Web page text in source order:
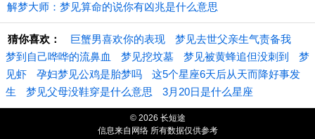
解梦大师：梦见算命的说你有凶兆是什么意思
猜你喜欢： 巨蟹男喜欢你的表现
梦见去世父亲生气责备我
梦到自己哗哗的流鼻血
梦见挖坟墓 梦见被黄蜂追但没刺到
梦
见虾
孕妇梦见公鸡是胎梦吗
这5个星座6天后从天而降好事发
生
梦见父母没鞋穿是什么意思 3月20日是什么星座
© 2026 长短途
信息来自网络 所有数据仅供参考